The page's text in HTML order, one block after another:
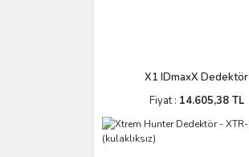
X1 IDmaxX Dedektör
Fiyat : 14.605,38 TL